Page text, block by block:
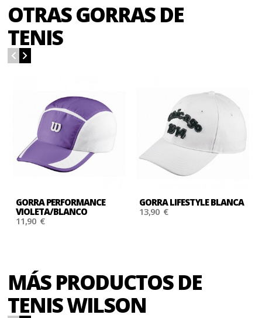
OTRAS GORRAS DE
TENIS
GORRA PERFORMANCE
VIOLETA/BLANCO
11,90 €
GORRA LIFESTYLE BLANCA
13,90 €
MÁS PRODUCTOS DE
TENIS WILSON